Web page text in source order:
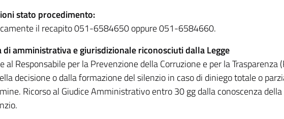
stato procedimento:
il recapito 051-6584650 oppure 051-6584660.
amministrativa e giurisdizionale riconosciuti dalla Legge
al Responsabile per la Prevenzione della Corruzione e per la Trasparenza
decisione o dalla formazione del silenzio in caso di diniego totale o
Ricorso al Giudice Amministrativo entro 30 gg dalla conoscenza